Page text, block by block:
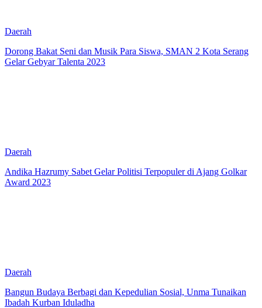
Daerah
Dorong Bakat Seni dan Musik Para Siswa, SMAN 2 Kota Serang
Gelar Gebyar Talenta 2023
Daerah
Andika Hazrumy Sabet Gelar Politisi Terpopuler di Ajang Golkar
Award 2023
Daerah
Bangun Budaya Berbagi dan Kepedulian Sosial, Unma Tunaikan
Ibadah Kurban Iduladha